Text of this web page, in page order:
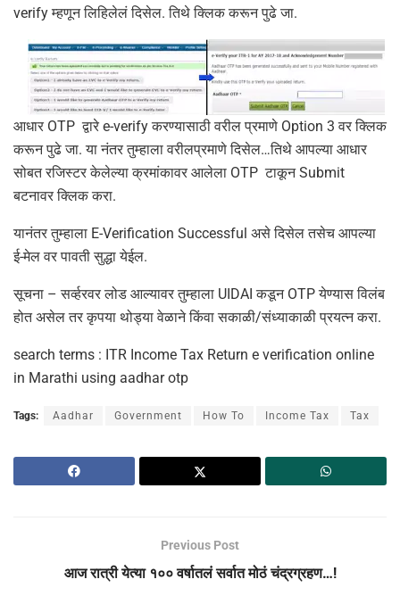
verify म्हणून लिहिलेलं दिसेल. तिथे क्लिक करून पुढे जा.
आधार OTP द्वारे e-verify करण्यासाठी वरील प्रमाणे Option 3 वर क्लिक
करून पुढे जा. या नंतर तुम्हाला वरीलप्रमाणे दिसेल…तिथे आपल्या आधार
सोबत रजिस्टर केलेल्या क्रमांकावर आलेला OTP टाकून Submit
बटनावर क्लिक करा.
यानंतर तुम्हाला E-Verification Successful असे दिसेल तसेच आपल्या
ई-मेल वर पावती सुद्धा येईल.
सूचना – सर्व्हरवर लोड आल्यावर तुम्हाला UIDAI कडून OTP येण्यास विलंब
होत असेल तर कृपया थोड्या वेळाने किंवा सकाळी/संध्याकाळी प्रयत्न करा.
search terms : ITR Income Tax Return e verification online
in Marathi using aadhar otp
Tags: Aadhar Government How To Income Tax Tax
Previous Post
आज रात्री येत्या १०० वर्षातलं सर्वात मोठं चंद्रग्रहण…!